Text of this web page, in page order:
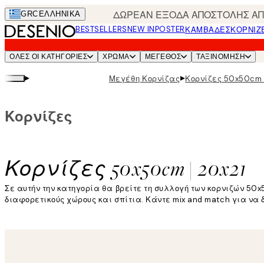
Skip
to
main
content.
GRC ΕΛΛΗΝΙΚΆ ΔΩΡΕΑΝ ΕΞΟΔΑ ΑΠΟΣΤΟΛΗΣ
BESTSELLERSNEW INPOSTERΚΑΜΒΆΔΕΣ
ΌΛΕΣ ΟΙ ΚΑΤΗΓΟΡΊΕΣ ΧΡΩΜΑ ΜΕΓΕΘΟΣ ΤΑΞΙΝΌΜΗΣΗ
▸ Μεγέθη Κορνίζας▸Κορνίζες 50x50cm
Κορνίζες 50x50cm | 20x21
Κορνίζες
Σε αυτήν την κατηγορία θα βρείτε τη συλλογή των κορνιζών
διαφορετικούς χώρους και σπίτια. Κάντε mix and match για